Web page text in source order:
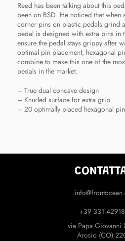
Reed has been talking about this
been on BSD. He noticed that
corner pins on plastic pedals grind
pedal is designed with extra pins in
ensure the pedal stays grippy after
optimal pin placement, hexagonal
combine to make this one of the
pedals in the market.
– True dual concave design
– Knurled surface for extra grip
– 20 optimally placed hexagonal
+39 331
via Papa Giovanni
Arosio (CO)